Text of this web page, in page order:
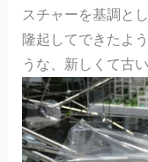
スチャーを基調と
隆起してできたよ
うな、新しくて古